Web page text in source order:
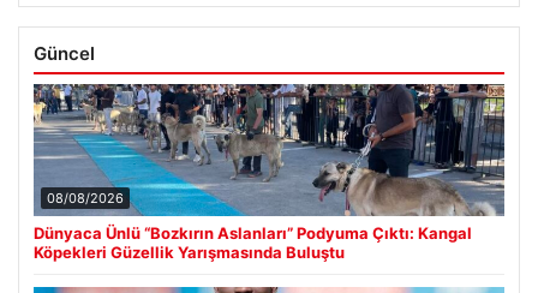
Güncel
08/08/2026
Dünyaca Ünlü “Bozkırın Aslanları” Podyuma Çıktı: Kangal
Köpekleri Güzellik Yarışmasında Buluştu